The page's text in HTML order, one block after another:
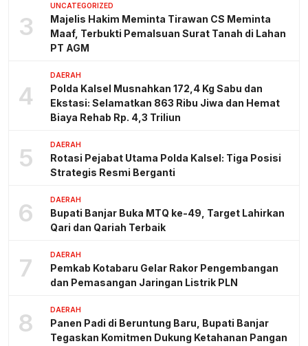
3
UNCATEGORIZED
Majelis Hakim Meminta Tirawan CS Meminta
Maaf, Terbukti Pemalsuan Surat Tanah di Lahan
PT AGM
4
DAERAH
Polda Kalsel Musnahkan 172,4 Kg Sabu dan
Ekstasi: Selamatkan 863 Ribu Jiwa dan Hemat
Biaya Rehab Rp. 4,3 Triliun
5 DAERAH
Rotasi Pejabat Utama Polda Kalsel: Tiga Posisi
Strategis Resmi Berganti
6 DAERAH
Bupati Banjar Buka MTQ ke-49, Target Lahirkan
Qari dan Qariah Terbaik
7 DAERAH
Pemkab Kotabaru Gelar Rakor Pengembangan
dan Pemasangan Jaringan Listrik PLN
8 DAERAH
Panen Padi di Beruntung Baru, Bupati Banjar
Tegaskan Komitmen Dukung Ketahanan Pangan